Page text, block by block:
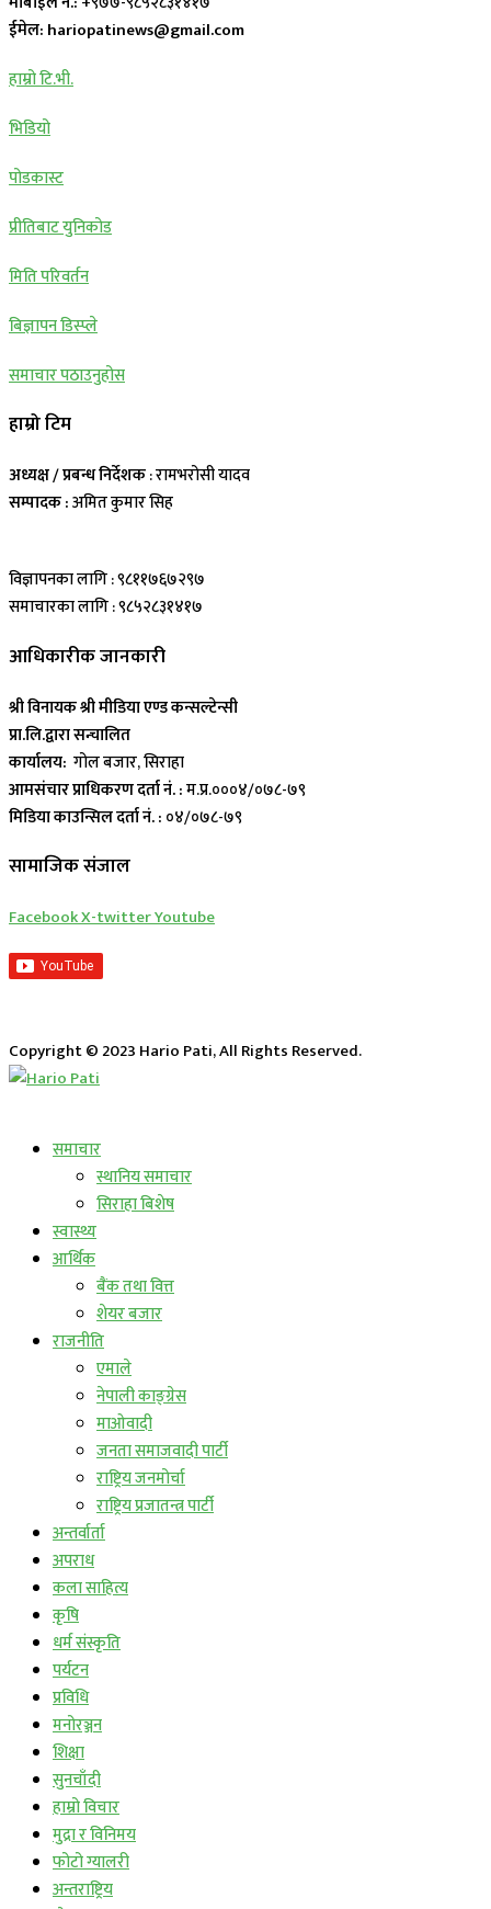
ईमेल: hariopatinews@gmail.com
हाम्रो टि.भी.
भिडियो
पोडकास्ट
प्रीतिबाट युनिकोड
मिति परिवर्तन
बिज्ञापन डिस्प्ले
समाचार पठाउनुहोस
हाम्रो टिम
अध्यक्ष / प्रबन्ध निर्देशक: रामभरोसी यादव
सम्पादक :अमित कुमार सिह
विज्ञापनका लागि : ९८११७६७२९७
समाचारका लागि : ९८५२८३१४१७
आधिकारीक जानकारी
श्री विनायक श्री मीडिया एण्ड कन्सल्टेन्सी
प्रा.लि.द्वारा सन्चालित
कार्यालय: गोल बजार, सिराहा
आमसंचार प्राधिकरण दर्ता नं. :म.प्र.०००४/०७८-७९
मिडिया काउन्सिल दर्ता नं. : ०४/०७८-७९
सामाजिक संजाल
FacebookX-twitterYoutube
Copyright © 2023 Hario Pati, All Rights Reserved.
समाचार
स्थानिय समाचार
सिराहा बिशेष
स्वास्थ्य
आर्थिक
बैंक तथा वित्त
शेयर बजार
राजनीति
एमाले
नेपाली काङ्ग्रेस
माओवादी
जनता समाजवादी पार्टी
राष्ट्रिय जनमोर्चा
राष्ट्रिय प्रजातन्त्र पार्टी
अन्तर्वार्ता
अपराध
कला साहित्य
कृषि
धर्म संस्कृति
पर्यटन
प्रविधि
मनोरञ्जन
शिक्षा
सुनचाँदी
हाम्रो विचार
मुद्रा र विनिमय
फोटो ग्यालरी
अन्तराष्ट्रिय